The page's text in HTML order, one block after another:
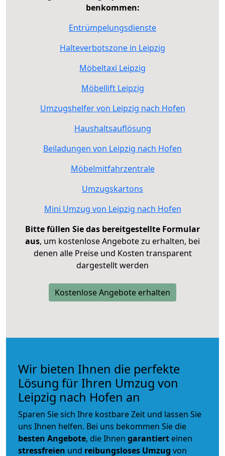
benkommen:
Entrümpelungsdienste
Halteverbotszone in Leipzig
Möbeltaxi Leipzig
Möbellift Leipzig
Umzugshelfer von Leipzig nach Hofen
Haushaltsauflösung
Beiladungen von Leipzig nach Hofen
Möbelmitfahrzentrale
Umzugskartons
Mini Umzug von Leipzig nach Hofen
Bitte füllen Sie das bereitgestellte Formular
aus, um kostenlose Angebote zu erhalten, bei
denen alle Preise und Kosten transparent
dargestellt werden
Kostenlose Angebote erhalten
Wir bieten Ihnen die perfekte
Lösung für Ihren Umzug von
Leipzig nach Hofen an
Sparen Sie sich Ihre kostbare Zeit und lassen Sie
uns Ihnen helfen. Bei uns bekommen Sie die
besten Angebote, die Ihnen garantiert einen
stressfreien und reibungsloses Umzug von